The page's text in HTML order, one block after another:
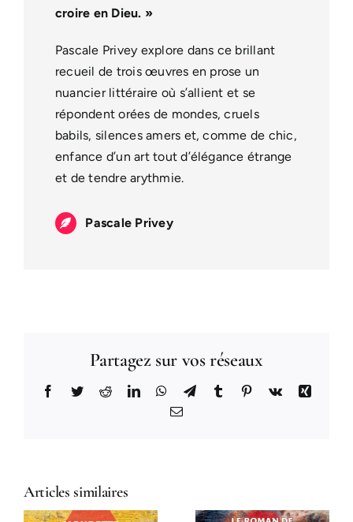
croire en Dieu. »
Pascale Privey explore dans ce brillant
recueil de trois œuvres en prose un
nuancier littéraire où s’allient et se
répondent orées de mondes, cruels
babils, silences amers et, comme de chic,
enfance d’un art tout d’élégance étrange
et de tendre arythmie.
Pascale Privey
Partagez sur vos réseaux
Facebook
TwitterRedditLinkedInWhatsApp
TelegramTumblr Pinterest
Vk
Xing
Email
Articles similaires